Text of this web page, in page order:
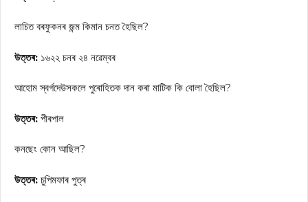
লাচিত বৰফুকনৰ জন্ম কিমান চনত হৈছিল?
উত্তৰ: ১৬২২ চনৰ ২৪ নৱেম্বৰ
আহোম স্বৰ্গদেউসকলে পুৰোহিতক দান কৰা মাটিক কি বোলা হৈছিল?
উত্তৰ: পীৰপাল
কনছেং কোন আছিল?
উত্তৰ: চুপিমফাৰ পুত্ৰ